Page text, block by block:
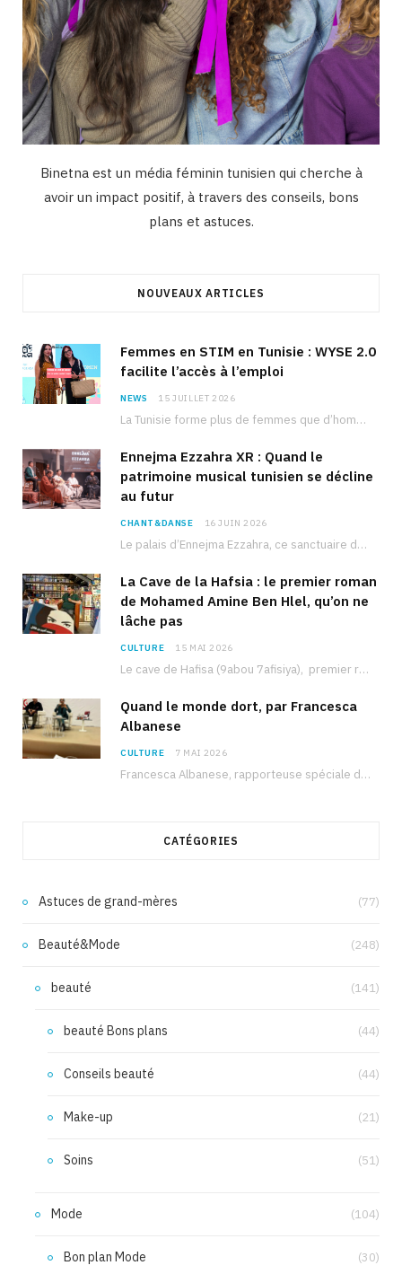
Binetna est un média féminin tunisien qui cherche à
avoir un impact positif, à travers des conseils, bons
plans et astuces.
NOUVEAUX ARTICLES
Femmes en STIM en Tunisie : WYSE 2.0
facilite l’accès à l’emploi
NEWS 15 JUILLET 2026
La Tunisie forme plus de femmes que d’hommes dans les filières scientifiques. Pourtant, pour beaucoup…
Ennejma Ezzahra XR : Quand le
patrimoine musical tunisien se décline
au futur
CHANT&DANSE 16 JUIN 2026
Le palais d’Ennejma Ezzahra, ce sanctuaire de la musique tunisienne et méditerranéenne construit par le…
La Cave de la Hafsia : le premier roman
de Mohamed Amine Ben Hlel, qu’on ne
lâche pas
CULTURE 15 MAI 2026
Le cave de Hafisa (9abou 7afisiya), premier roman du journaliste tunisien Mohamed Amine Ben Hlel,…
Quand le monde dort, par Francesca
Albanese
CULTURE 7 MAI 2026
Francesca Albanese, rapporteuse spéciale de l’ONU sur les territoires palestiniens occupés, était à Tunis pour…
CATÉGORIES
Astuces de grand-mères (77)
Beauté&Mode (248)
beauté (141)
beauté Bons plans (44)
Conseils beauté (44)
Make-up (21)
Soins (51)
Mode (104)
Bon plan Mode (30)